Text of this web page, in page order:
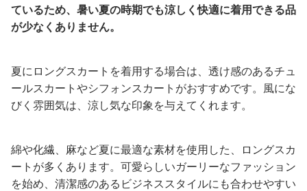
ているため、暑い夏の時期でも涼しく快適に着用できる品
が少なくありません。
夏にロングスカートを着用する場合は、透け感のあるチュ
ールスカートやシフォンスカートがおすすめです。風にな
びく雰囲気は、涼し気な印象を与えてくれます。
綿や化繊、麻など夏に最適な素材を使用した、ロングスカ
ートが多くあります。可愛らしいガーリーなファッション
を始め、清潔感のあるビジネススタイルにも合わせやすい